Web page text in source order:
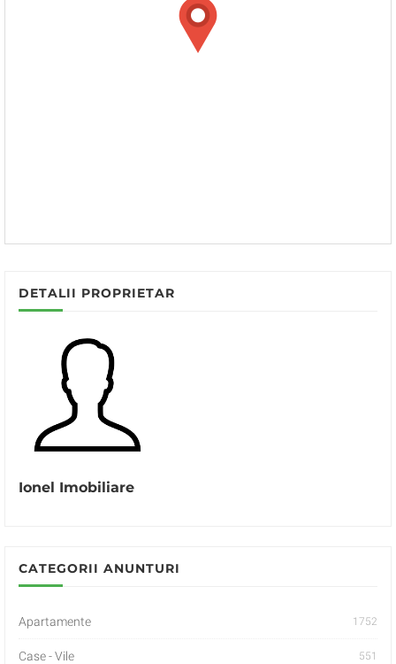
DETALII PROPRIETAR
Ionel Imobiliare
CATEGORII ANUNTURI
Apartamente 1752
Case - Vile 551